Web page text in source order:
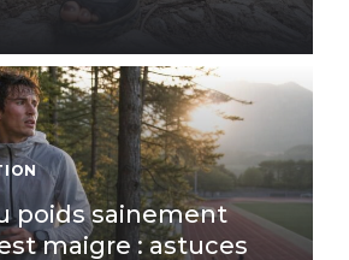
poids sainement
maigre : astuces